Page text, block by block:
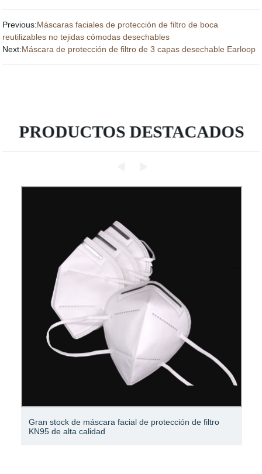
Previous:Máscaras faciales de protección de filtro de boca
reutilizables no tejidas cómodas desechables
Next:Máscara de protección de filtro de 3 capas desechable Earloop
PRODUCTOS DESTACADOS
Filtro de hoja de filtro de aceite de palma de presión
vertical de blanqueo